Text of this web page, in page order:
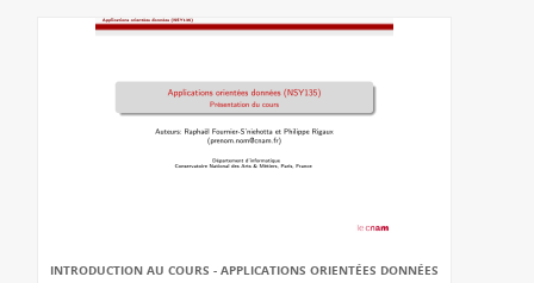
INTRODUCTION AU COURS - APPLICATIONS ORIENTÉES DONNÉES